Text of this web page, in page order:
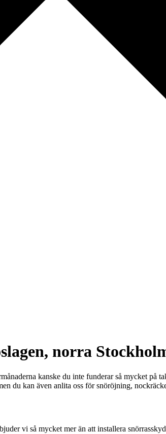
norra
kanske du inte funderar så mycket på
du kan även anlita oss för snöröjning,
vi så mycket mer än att installera